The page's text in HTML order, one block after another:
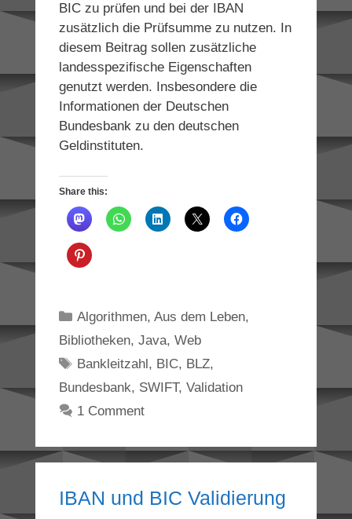
BIC zu prüfen und bei der IBAN
zusätzlich die Prüfsumme zu nutzen. In
diesem Beitrag sollen zusätzliche
landesspezifische Eigenschaften
genutzt werden. Insbesondere die
Informationen der Deutschen
Bundesbank zu den deutschen
Geldinstituten.
Share this:
Categories
Algorithmen, Aus dem Leben,
Bibliotheken, Java, Web
Tags
Bankleitzahl, BIC, BLZ,
Bundesbank, SWIFT, Validation
1 Comment
IBAN und BIC Validierung